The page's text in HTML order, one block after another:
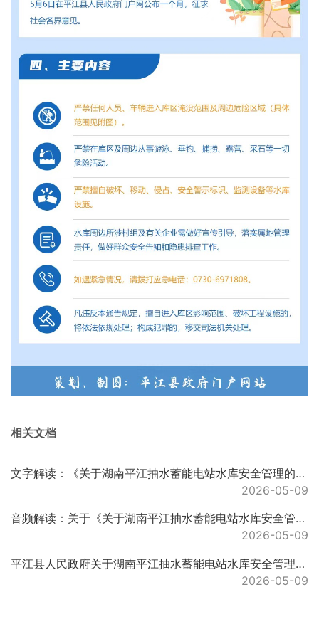
相关文档
文字解读：《关于湖南平江抽水蓄能电站水库安全管理的通告》的解读说明
2026-05-09
音频解读：关于《关于湖南平江抽水蓄能电站水库安全管理的通告》的解读
2026-05-09
平江县人民政府关于湖南平江抽水蓄能电站水库安全管理的通告
2026-05-09